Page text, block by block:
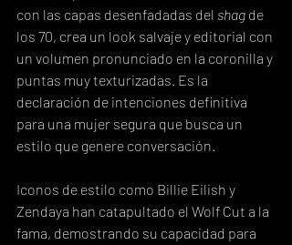
con las capas desenfadadas del shag de
los 70, crea un look salvaje y editorial con
un volumen pronunciado en la coronilla y
puntas muy texturizadas. Es la
declaración de intenciones definitiva
para una mujer segura que busca un
estilo que genere conversación.
Iconos de estilo como Billie Eilish y
Zendaya han catapultado el Wolf Cut a la
fama, demostrando su capacidad para